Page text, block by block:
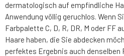
dermatologisch auf empfindliche
Anwendung völlig geruchlos. Wenn
Farbpalette C, D, R, DR, M oder FF
Haare haben, die Sie abdecken
perfektes Ergebnis auch denselben